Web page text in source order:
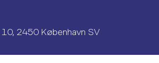
2450 København SV